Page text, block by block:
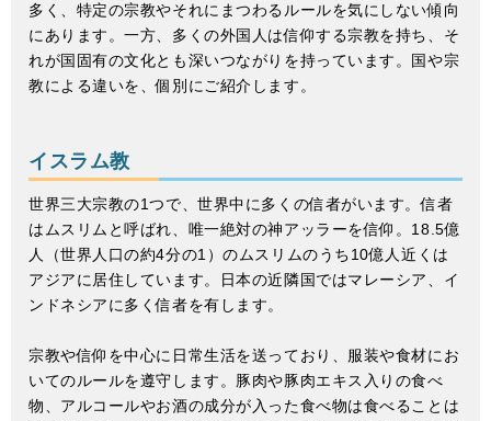
多く、特定の宗教やそれにまつわるルールを気にしない傾向
にあります。一方、多くの外国人は信仰する宗教を持ち、そ
れが国固有の文化とも深いつながりを持っています。国や宗
教による違いを、個別にご紹介します。
イスラム教
世界三大宗教の1つで、世界中に多くの信者がいます。信者
はムスリムと呼ばれ、唯一絶対の神アッラーを信仰。18.5億
人（世界人口の約4分の1）のムスリムのうち10億人近くは
アジアに居住しています。日本の近隣国ではマレーシア、イ
ンドネシアに多く信者を有します。
宗教や信仰を中心に日常生活を送っており、服装や食材にお
いてのルールを遵守します。豚肉や豚肉エキス入りの食べ
物、アルコールやお酒の成分が入った食べ物は食べることは